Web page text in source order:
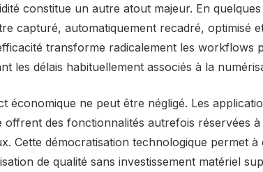
constitue un autre atout majeur. En
capturé, automatiquement recadré, optimisé
transforme radicalement les workflows
les délais habituellement associés à la
économique ne peut être négligé. Les
offrent des fonctionnalités autrefois réservées
Cette démocratisation technologique permet à
de qualité sans investissement matériel